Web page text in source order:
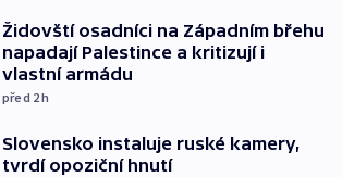
Židovští osadníci na Západním břehu
napadají Palestince a kritizují i
vlastní armádu
před 2h
Slovensko instaluje ruské kamery,
tvrdí opoziční hnutí